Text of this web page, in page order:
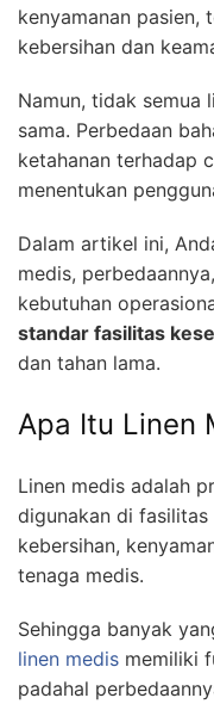
kenyamanan pasien,
kebersihan dan
Namun, tidak semua
sama. Perbedaan
ketahanan terhadap
menentukan
Dalam artikel ini,
medis,
kebutuhan
standar fasilitas
dan tahan lama.
Apa Itu Linen
Linen medis adalah
digunakan di fasilitas
kebersihan,
tenaga medis.
Sehingga banyak
linen medis memiliki
padahal